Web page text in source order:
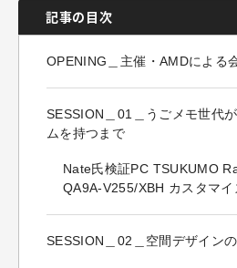
記事の目次
OPENING＿主催・AMDによる
SESSION＿01＿うごメモ世代
ムを持つまで
Nate氏検証PC TSUKUMO
QA9A-V255/XBH カスタマイ
SESSION＿02＿空間デザイン